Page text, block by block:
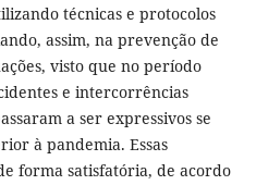
técnicas e protocolos
assim, na prevenção de
visto que no período
e intercorrências
a ser expressivos se
à pandemia. Essas
forma satisfatória, de acordo